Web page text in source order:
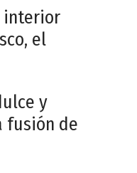
interior
el
y
fusión de